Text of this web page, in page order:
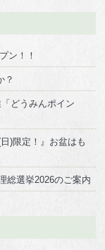
ン！！
？
どうみんポイン
)限定！』お盆はも
総選挙2026のご案内